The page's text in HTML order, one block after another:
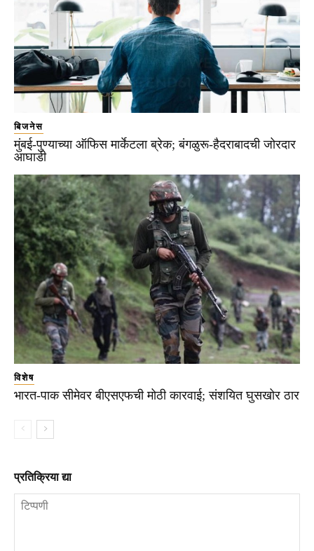
बिजनेस
मुंबई-पुण्याच्या ऑफिस मार्केटला ब्रेक; बंगळुरू-हैदराबादची जोरदार
आघाडी
विशेष
भारत-पाक सीमेवर बीएसएफची मोठी कारवाई; संशयित घुसखोर ठार
प्रतिक्रिया द्या